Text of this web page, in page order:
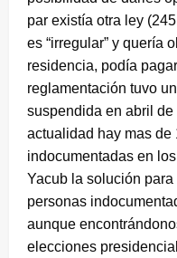
par existía otra ley
es “irregular” y quería
residencia, podía
reglamentación tuvo
suspendida en abril
actualidad hay mas
indocumentadas en
Yacub la solución
personas
aunque
elecciones